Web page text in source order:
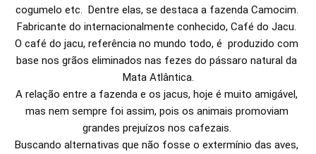
cogumelo etc.  Dentre elas, se destaca a fazenda Camocim.
Fabricante do internacionalmente conhecido, Café do Jacu.
O café do jacu, referência no mundo todo, é  produzido com
base nos grãos eliminados nas fezes do pássaro natural da
Mata Atlântica.
A relação entre a fazenda e os jacus, hoje é muito amigável,
mas nem sempre foi assim, pois os animais promoviam
grandes prejuízos nos cafezais.
Buscando alternativas que não fosse o extermínio das aves,